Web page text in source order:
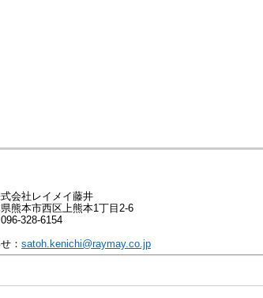
会社レイメイ藤井
熊本市西区上熊本1丁目2‐6
328-6154
： satoh.kenichi@raymay.co.jp